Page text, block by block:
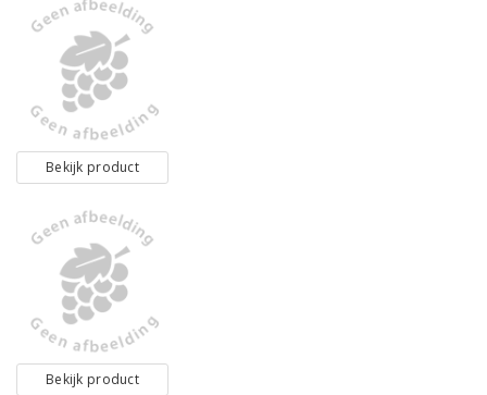
Bekijk product
Bekijk product